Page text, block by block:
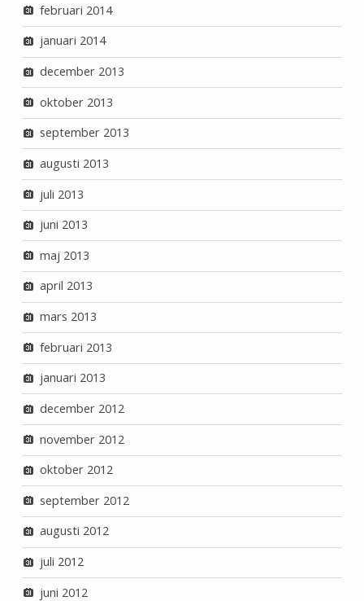
februari 2014
januari 2014
december 2013
oktober 2013
september 2013
augusti 2013
juli 2013
juni 2013
maj 2013
april 2013
mars 2013
februari 2013
januari 2013
december 2012
november 2012
oktober 2012
september 2012
augusti 2012
juli 2012
juni 2012